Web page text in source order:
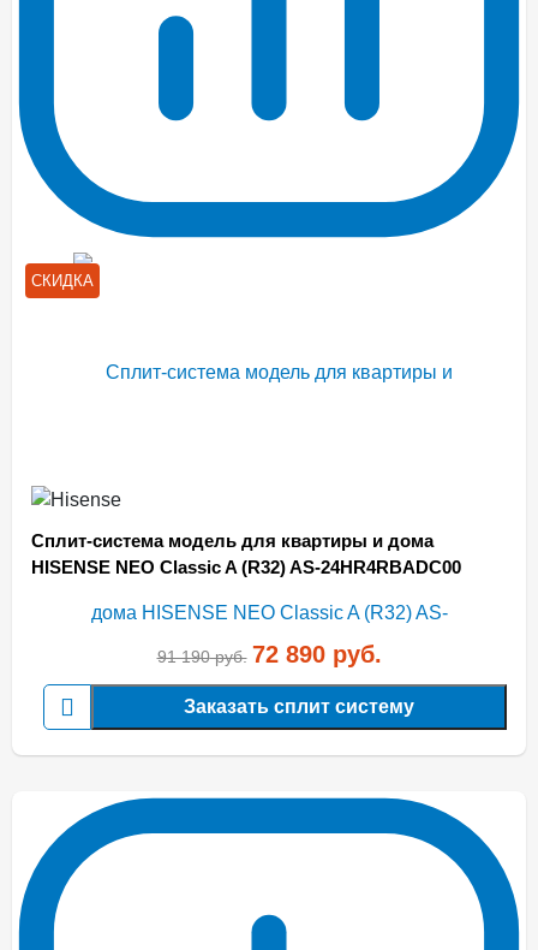
СКИДКА
Сплит-система модель для квартиры и дома
HISENSE NEO Classic A (R32) AS-24HR4RBADC00
91 190руб. 72 890руб.
Заказать сплит систему